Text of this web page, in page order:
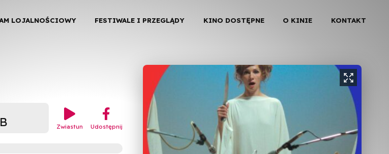
LOJALNOŚCIOWY FESTIWALE I PRZEGLĄDY KINO DOSTĘPNE O KINIE KONTAKT

Zwiastun
︁
Udostępnij